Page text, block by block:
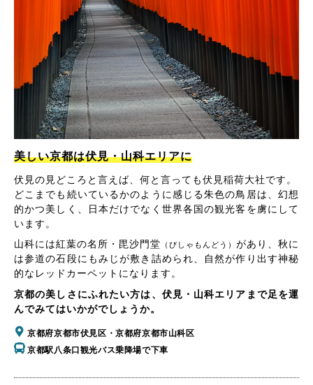
美しい京都は伏見・山科エリアに
伏見の見どころと言えば、何と言っても伏見稲荷大社です。
どこまでも続いているかのように感じる朱色の鳥居は、幻想
的かつ美しく、日本だけでなく世界各国の観光客を虜にして
います。
山科には紅葉の名所・毘沙門堂 （びしゃもんどう） があり、秋に
は参道の石段にもみじが敷き詰められ、自然が作り出す神秘
的なレッドカーペットになります。
京都の美しさにふれたい方は、伏見・山科エリアまで足を運
んでみてはいかがでしょうか。
京都府京都市伏見区・京都府京都市山科区
京都駅八条口観光バス乗降場で下車